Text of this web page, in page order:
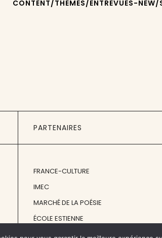
CONTENT/THEMES/ENTREVUES-NEW/
PARTENAIRES
FRANCE-CULTURE
IMEC
MARCHÉ DE LA POÉSIE
ÉCOLE ESTIENNE